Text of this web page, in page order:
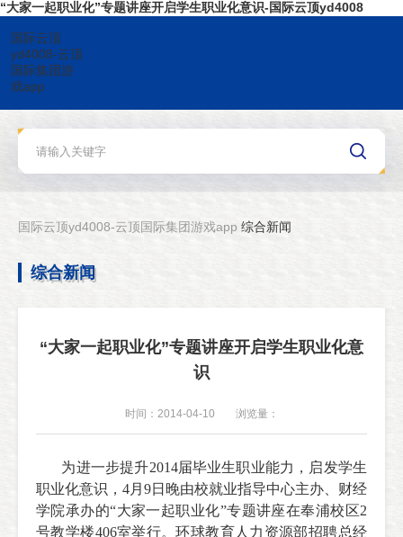
“大家一起职业化”专题讲座开启学生职业化意识-国际云顶yd4008
国际云顶
yd4008-云顶
国际集团游
戏app
国际云顶yd4008-云顶国际集团游戏app 综合新闻
综合新闻
“大家一起职业化”专题讲座开启学生职业化意
识
时间：2014-04-10 浏览量：
为进一步提升2014届毕业生职业能力，启发学生
职业化意识，4月9日晚由校就业指导中心主办、财经
学院承办的“大家一起职业化”专题讲座在奉浦校区2
号教学楼406室举行。环球教育人力资源部招聘总经